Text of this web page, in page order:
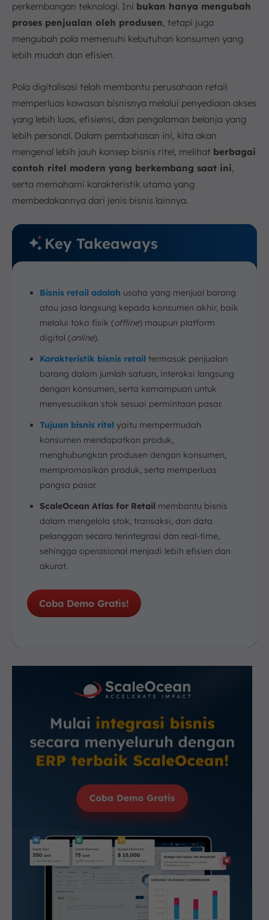
f. Memperluas Pangsa Pasar
7. Contoh Bisnis Retail
a. Departement Store
b. Toko Kelontong
d. Warehouse Retailer
8. Faktor yang Mempengaruhi Keberhasilan Usaha
Ritel
a. Lokasi Usaha
b. Fasilitas Umum
c. Peraturan/Perizinan
d. Harga yang Tepat
10. Tantangan dalam Bisnis Ritel
11. Kesimpulan
FAQ:
perkembangan teknologi. Ini bukan hanya mengubah
proses penjualan oleh produsen, tetapi juga
mengubah pola memenuhi kebutuhan konsumen yang
lebih mudah dan efisien.
Pola digitalisasi telah membantu perusahaan retail
memperluas kawasan bisnisnya melalui penyediaan akses
yang lebih luas, efisiensi, dan pengalaman belanja yang
lebih personal. Dalam pembahasan ini, kita akan
mengenal lebih jauh konsep bisnis ritel, melihat berbagai
contoh ritel modern yang berkembang saat ini,
serta memahami karakteristik utama yang
membedakannya dari jenis bisnis lainnya.
Key Takeaways
Bisnis retail adalah usaha yang menjual barang
atau jasa langsung kepada konsumen akhir, baik
melalui toko fisik (offline) maupun platform
digital (online).
Karakteristik bisnis retail termasuk penjualan
barang dalam jumlah satuan, interaksi langsung
dengan konsumen, serta kemampuan untuk
menyesuaikan stok sesuai permintaan pasar.
Tujuan bisnis ritel yaitu mempermudah
konsumen mendapatkan produk,
menghubungkan produsen dengan konsumen,
mempromosikan produk, serta memperluas
pangsa pasar.
ScaleOcean Atlas for Retail membantu bisnis
dalam mengelola stok, transaksi, dan data
pelanggan secara terintegrasi dan real-time,
sehingga operasional menjadi lebih efisien dan
akurat.
Coba Demo Gratis!